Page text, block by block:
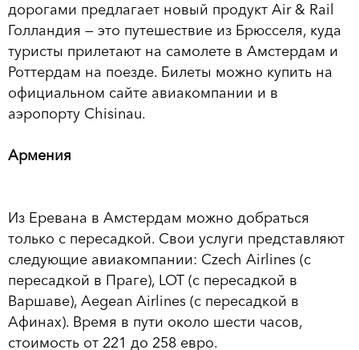
дорогами предлагает новый продукт Air & Rail
Голландия — это путешествие из Брюсселя, куда
туристы прилетают на самолете в Амстердам и
Роттердам на поезде. Билеты можно купить на
официальном сайте авиакомпании и в
аэропорту Chisinau.
Армения
Из Еревана в Амстердам можно добраться
только с пересадкой. Свои услуги представляют
следующие авиакомпании: Czech Airlines (с
пересадкой в Праге), LOT (с пересадкой в
Варшаве), Aegean Airlines (с пересадкой в
Афинах). Время в пути около шести часов,
стоимость от 221 до 258 евро.